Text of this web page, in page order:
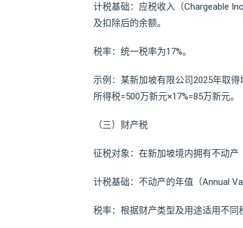
计税基础：应税收入（Chargeable
及扣除后的余额。
税率：统一税率为17%。
示例：某新加坡有限公司2025年取
所得税=500万新元×17%=85万新元
（三）财产税
征税对象：在新加坡境内拥有不动产
计税基础：不动产的年值（Annual
税率：根据财产类型及用途适用不同